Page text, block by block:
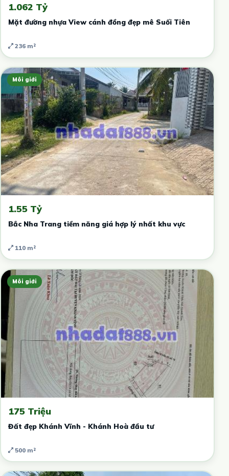
1.062 Tỷ
Mặt đường nhựa View cánh đồng đẹp mê Suối Tiên
236 m²
Môi giới
1.55 Tỷ
Bắc Nha Trang tiềm năng giá hợp lý nhất khu vực
110 m²
Môi giới
175 Triệu
Đất đẹp Khánh Vĩnh - Khánh Hoà đầu tư
500 m²